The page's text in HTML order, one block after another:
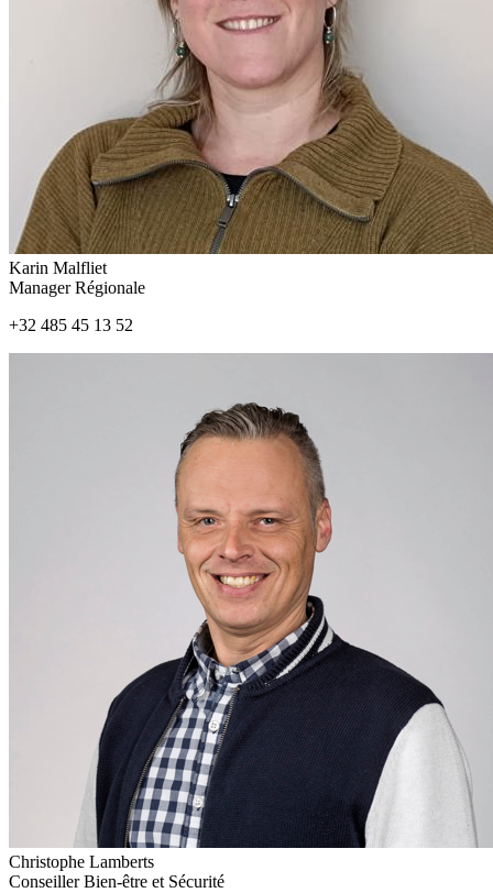
Karin Malfliet
Manager Régionale
+32 485 45 13 52
Christophe Lamberts
Conseiller Bien-être et Sécurité